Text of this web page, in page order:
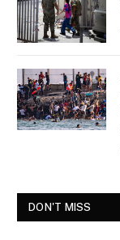
DON'T MISS